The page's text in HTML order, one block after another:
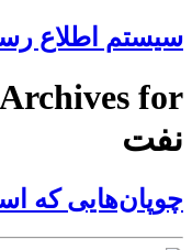
سیستم اطلاع
نفت
چوپان‌هایی که